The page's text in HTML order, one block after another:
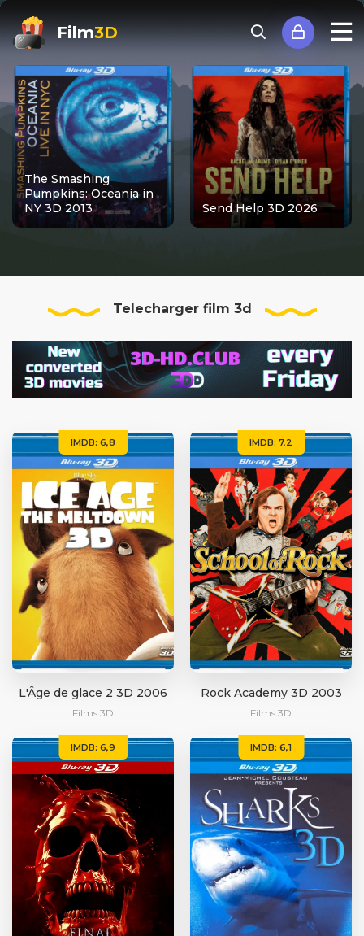
Film3D
The Smashing
Pumpkins: Oceania in
NY 3D 2013
Send Help 3D 2026
Telecharger film 3d
IMDB: 6,8
L'Âge de glace 2 3D 2006
Films 3D
IMDB: 7,2
Rock Academy 3D 2003
Films 3D
IMDB: 6,9 IMDB: 6,1